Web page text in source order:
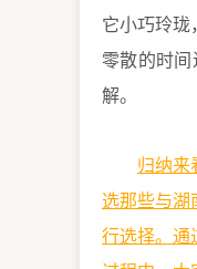
它小巧玲珑
零散的时
解。
归纳来
选那些与湖
行选择。通